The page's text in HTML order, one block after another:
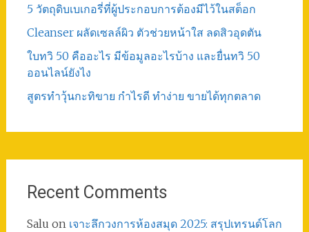
5 วัตถุดิบเบเกอรี่ที่ผู้ประกอบการต้องมีไว้ในสต็อก
Cleanser ผลัดเซลล์ผิว ตัวช่วยหน้าใส ลดสิวอุดตัน
ใบทวิ 50 คืออะไร มีข้อมูลอะไรบ้าง และยื่นทวิ 50
ออนไลน์ยังไง
สูตรทําวุ้นกะทิขาย กำไรดี ทำง่าย ขายได้ทุกตลาด
Recent Comments
Salu on เจาะลึกวงการห้องสมุด 2025: สรุปเทรนด์โลก